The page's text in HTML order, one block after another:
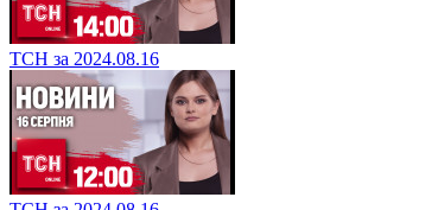
ТСН за 2024.08.16